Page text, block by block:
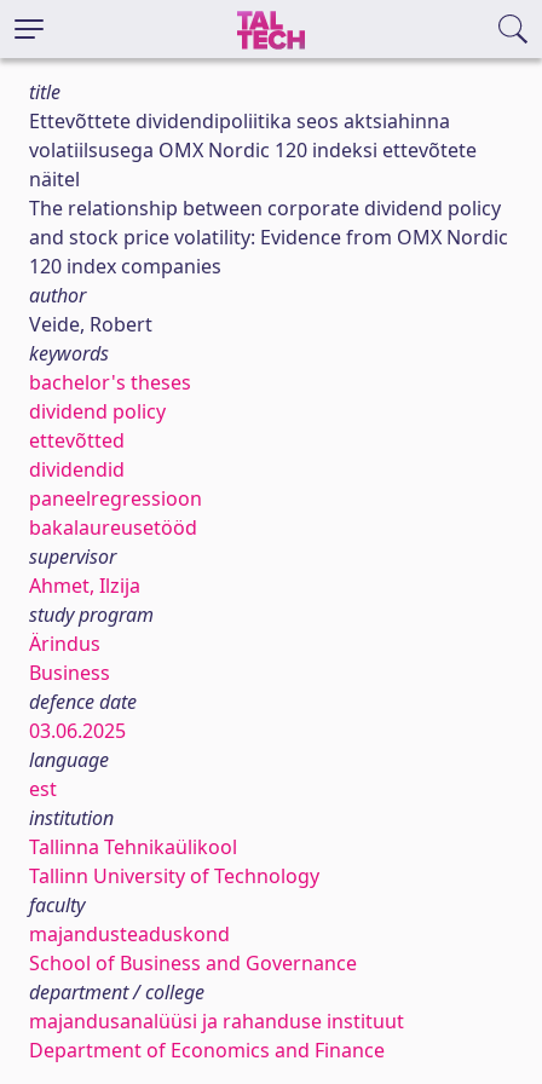
title
Ettevõttete dividendipoliitika seos aktsiahinna
volatiilsusega OMX Nordic 120 indeksi ettevõtete
näitel
The relationship between corporate dividend policy
and stock price volatility: Evidence from OMX Nordic
120 index companies
author
Veide, Robert
keywords
bachelor's theses
dividend policy
ettevõtted
dividendid
paneelregressioon
bakalaureusetööd
supervisor
Ahmet, Ilzija
study program
Ärindus
Business
defence date
03.06.2025
language
est
institution
Tallinna Tehnikaülikool
Tallinn University of Technology
faculty
majandusteaduskond
School of Business and Governance
department / college
majandusanalüüsi ja rahanduse instituut
Department of Economics and Finance